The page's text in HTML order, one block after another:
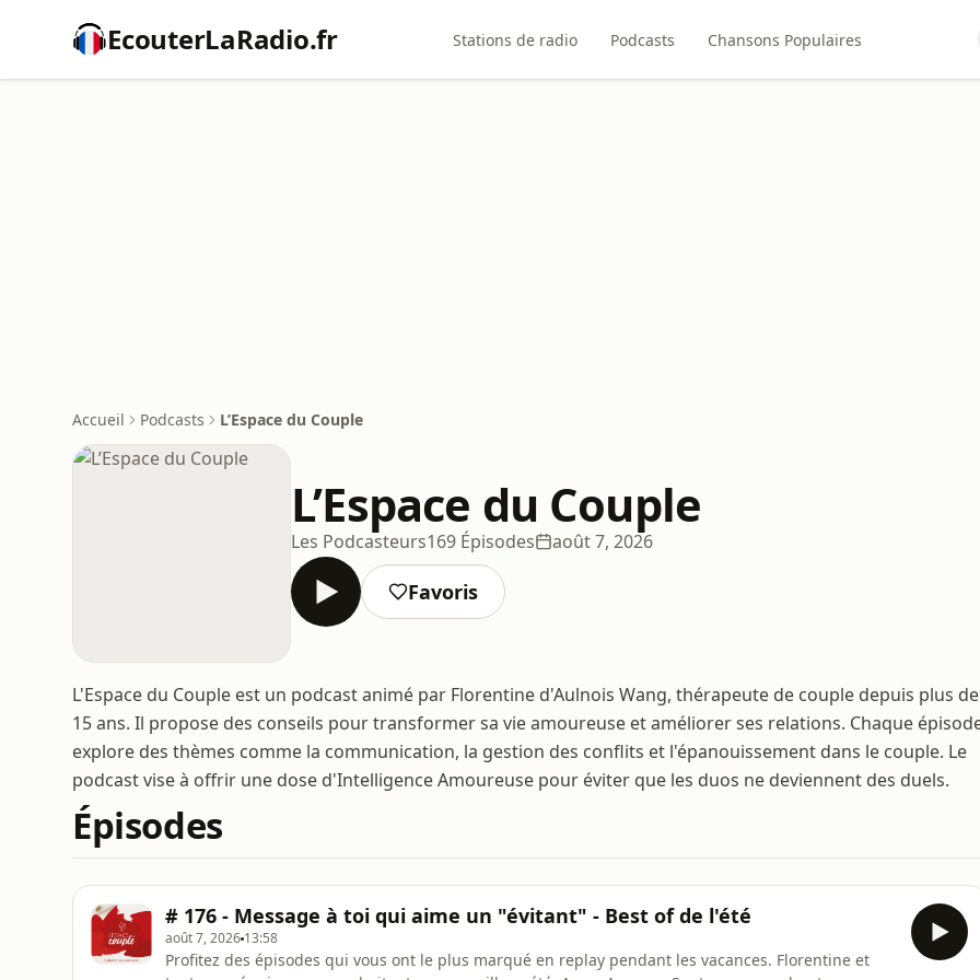
EcouterLaRadio.fr Stations de radio Podcasts Chansons Populaires
Accueil Podcasts L’Espace du Couple
L’Espace du Couple
Les Podcasteurs169 Épisodes août 7, 2026
Favoris
L'Espace du Couple est un podcast animé par Florentine d'Aulnois Wang, thérapeute de couple depuis plus de
15 ans. Il propose des conseils pour transformer sa vie amoureuse et améliorer ses relations. Chaque
explore des thèmes comme la communication, la gestion des conflits et l'épanouissement dans le couple. Le
podcast vise à offrir une dose d'Intelligence Amoureuse pour éviter que les duos ne deviennent des duels.
Épisodes
# 176 - Message à toi qui aime un "évitant" - Best of de l'été
août 7, 2026 13:58
Profitez des épisodes qui vous ont le plus marqué en replay pendant les vacances. Florentine et